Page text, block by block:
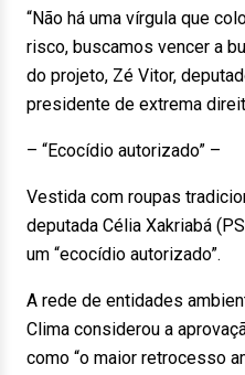
“Não há uma vírgula que
risco, buscamos vencer a
do projeto, Zé Vitor,
presidente de extrema
– “Ecocídio autorizado” –
Vestida com roupas
deputada Célia Xakriabá
um “ecocídio autorizado”.
A rede de entidades
Clima considerou a
como “o maior retrocesso